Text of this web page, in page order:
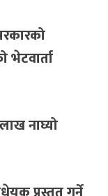
नाघ्यो